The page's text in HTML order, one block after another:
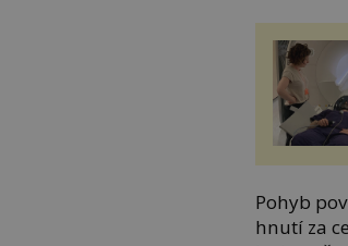
Pohyb
hnutí za